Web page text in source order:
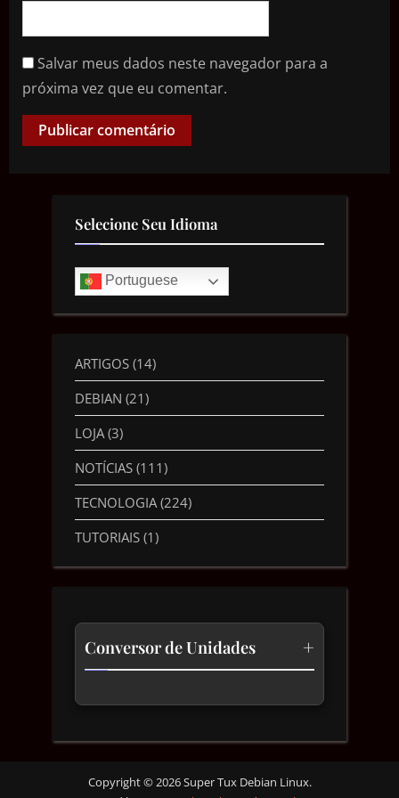
Salvar meus dados neste navegador para a
próxima vez que eu comentar.
Selecione Seu Idioma
Portuguese
ARTIGOS (14)
DEBIAN (21)
LOJA(3)
NOTÍCIAS (111)
TECNOLOGIA(224)
TUTORIAIS (1)
Conversor de Unidades +
Comprimento
Velocidade
Copyright © 2026 Super Tux Debian Linux.